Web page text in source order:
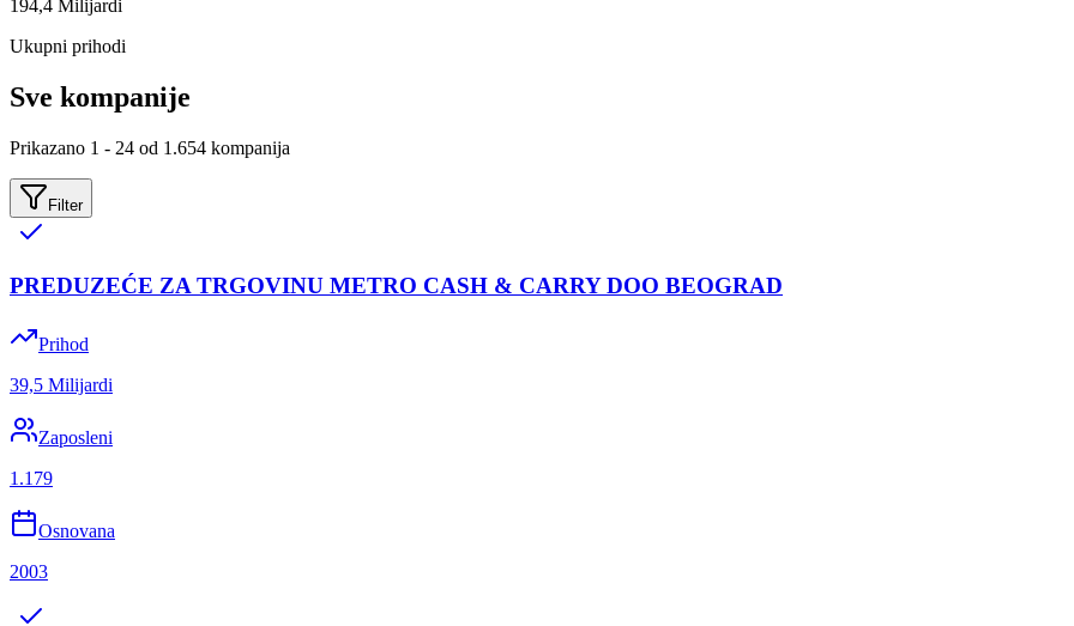
194,4 Milijardi
Ukupni prihodi
Sve kompanije
Prikazano 1 - 24 od 1.654 kompanija
Filter
PREDUZEĆE ZA TRGOVINU METRO CASH & CARRY DOO BEOGRAD
Prihod
39,5 Milijardi
Zaposleni
1.179
Osnovana
2003